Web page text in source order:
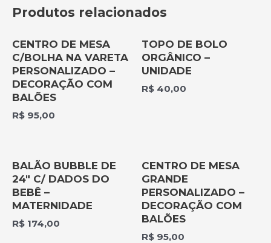
Produtos relacionados
CENTRO DE MESA
C/BOLHA NA VARETA
PERSONALIZADO –
DECORAÇÃO COM
BALÕES
R$ 95,00
TOPO DE BOLO
ORGÂNICO –
UNIDADE
R$ 40,00
BALÃO BUBBLE DE
24″ C/ DADOS DO
BEBÊ –
MATERNIDADE
R$ 174,00
CENTRO DE MESA
GRANDE
PERSONALIZADO –
DECORAÇÃO COM
BALÕES
R$ 95,00